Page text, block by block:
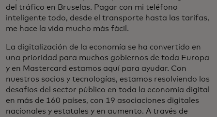
del tráfico en Bruselas. Pagar con mi teléfono
inteligente todo, desde el transporte hasta las tarifas,
me hace la vida mucho más fácil.
La digitalización de la economía se ha convertido en
una prioridad para muchos gobiernos de toda Europa
y en Mastercard estamos aquí para ayudar. Con
nuestros socios y tecnologías, estamos resolviendo los
desafíos del sector público en toda la economía digital
en más de 160 países, con 19 asociaciones digitales
nacionales y estatales y en aumento. A través de